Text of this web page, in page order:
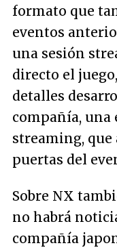
formato que
eventos
una sesión
directo el
detalles
compañía, una
streaming, que
puertas del
Sobre NX
no habrá
compañía